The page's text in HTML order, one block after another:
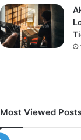
Most Viewed